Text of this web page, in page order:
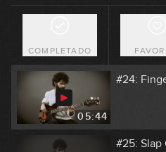
COMPLETADO07:03
#23:
05:44
#24:
#25: Slap